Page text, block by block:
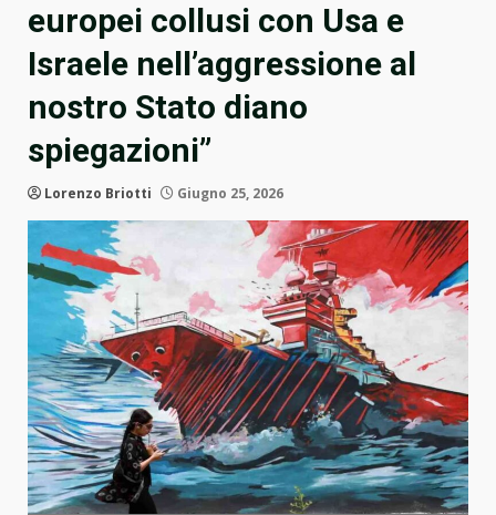
europei collusi con Usa e
Israele nell’aggressione al
nostro Stato diano
spiegazioni”
Lorenzo Briotti Giugno 25, 2026